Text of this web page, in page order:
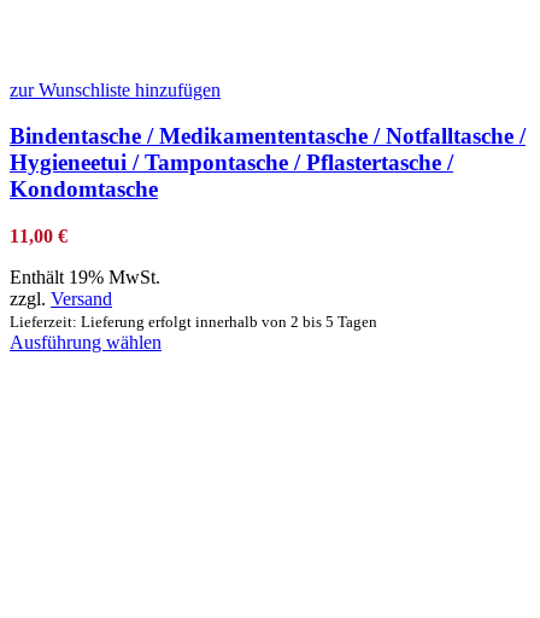
zur Wunschliste hinzufügen
Bindentasche / Medikamententasche / Notfalltasche /
Hygieneetui / Tampontasche / Pflastertasche /
Kondomtasche
11,00 €
Enthält 19% MwSt.
zzgl. Versand
Lieferzeit: Lieferung erfolgt innerhalb von 2 bis 5 Tagen
Ausführung wählen